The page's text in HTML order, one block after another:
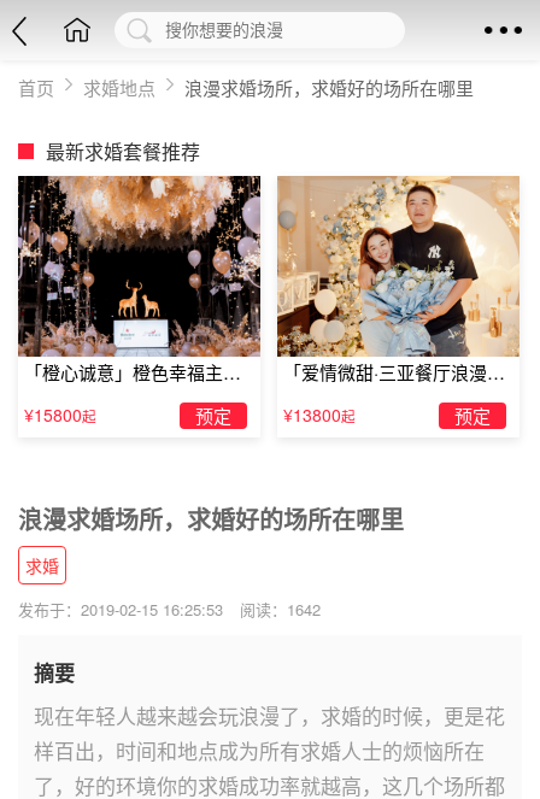
首页 求婚地点 浪漫求婚场所，求婚好的场所在哪里
最新求婚套餐推荐
「橙心诚意」橙色幸福主题
露台求婚
¥15800起 预定
「爱情微甜·三亚餐厅浪漫求
婚」
¥13800起 预定
浪漫求婚场所，求婚好的场所在哪里
求婚
发布于：2019-02-15 16:25:53 阅读：1642
摘要
现在年轻人越来越会玩浪漫了，求婚的时候，更是花
样百出，时间和地点成为所有求婚人士的烦恼所在
了，好的环境你的求婚成功率就越高，这几个场所都